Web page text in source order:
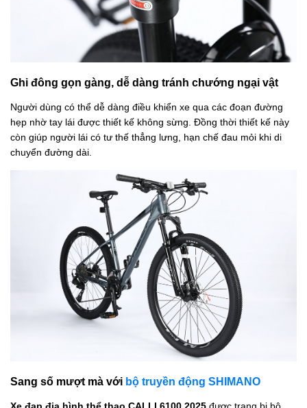
Ghi đông gọn gàng, dễ dàng tránh chướng ngại vật
Người dùng có thể dễ dàng điều khiển xe qua các đoạn đường
hẹp nhờ tay lái được thiết kế không sừng. Đồng thời thiết kế này
còn giúp người lái có tư thế thẳng lưng, hạn chế đau mỏi khi di
chuyển đường dài.
Sang số mượt mà với bộ truyền động SHIMANO